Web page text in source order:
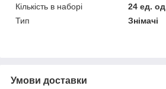
Кількість в наборі
24 ед. од
Тип
Знімачі
Умови доставки